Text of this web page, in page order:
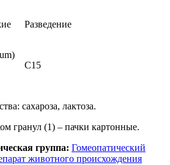
Разведение
C15
сахароза, лактоза.
гранул (1) – пачки картонные.
группа: Гомеопатический
животного происхождения